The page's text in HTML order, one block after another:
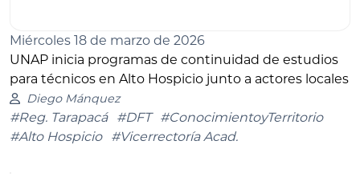
Miércoles 18 de marzo de 2026
UNAP inicia programas de continuidad de estudios
para técnicos en Alto Hospicio junto a actores locales
Diego Mánquez
#Reg. Tarapacá #DFT
#ConocimientoyTerritorio
#Alto Hospicio
#Vicerrectoría Acad.